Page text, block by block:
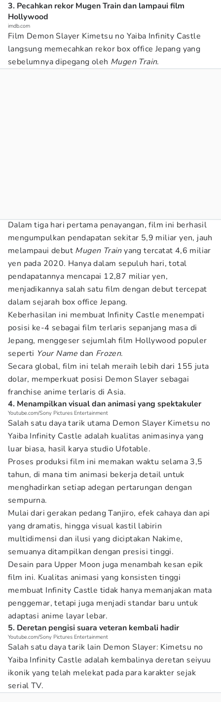
3. Pecahkan rekor Mugen Train dan lampaui film
Hollywood
imdb.com
Film Demon Slayer Kimetsu no Yaiba Infinity Castle
langsung memecahkan rekor box office Jepang yang
sebelumnya dipegang oleh Mugen Train.
Dalam tiga hari pertama penayangan, film ini berhasil
mengumpulkan pendapatan sekitar 5,9 miliar yen, jauh
melampaui debut Mugen Trainyang tercatat 4,6 miliar
yen pada 2020. Hanya dalam sepuluh hari, total
pendapatannya mencapai 12,87 miliar yen,
menjadikannya salah satu film dengan debut tercepat
dalam sejarah box office Jepang.
Keberhasilan ini membuat Infinity Castle menempati
posisi ke-4 sebagai film terlaris sepanjang masa di
Jepang, menggeser sejumlah film Hollywood populer
seperti Your Name dan Frozen.
Secara global, film ini telah meraih lebih dari 155 juta
dolar, memperkuat posisi Demon Slayer sebagai
franchise anime terlaris di Asia.
4. Menampilkan visual dan animasi yang spektakuler
Youtube.com/Sony Pictures Entertainment
Salah satu daya tarik utama Demon Slayer Kimetsu no
Yaiba Infinity Castle adalah kualitas animasinya yang
luar biasa, hasil karya studio Ufotable.
Proses produksi film ini memakan waktu selama 3,5
tahun, di mana tim animasi bekerja detail untuk
menghadirkan setiap adegan pertarungan dengan
sempurna.
Mulai dari gerakan pedang Tanjiro, efek cahaya dan api
yang dramatis, hingga visual kastil labirin
multidimensi dan ilusi yang diciptakan Nakime,
semuanya ditampilkan dengan presisi tinggi.
Desain para Upper Moon juga menambah kesan epik
film ini. Kualitas animasi yang konsisten tinggi
membuat Infinity Castle tidak hanya memanjakan mata
penggemar, tetapi juga menjadi standar baru untuk
adaptasi anime layar lebar.
5. Deretan pengisi suara veteran kembali hadir
Youtube.com/Sony Pictures Entertainment
Salah satu daya tarik lain Demon Slayer: Kimetsu no
Yaiba Infinity Castle adalah kembalinya deretan seiyuu
ikonik yang telah melekat pada para karakter sejak
serial TV.